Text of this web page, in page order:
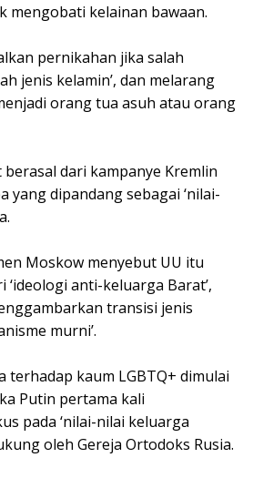
mengobati kelainan bawaan.
pernikahan jika salah
jenis kelamin’, dan melarang
orang tua asuh atau orang
dari kampanye Kremlin
yang dipandang sebagai ‘nilai-
Moskow menyebut UU itu
‘ideologi anti-keluarga Barat’,
transisi jenis
murni’.
terhadap kaum LGBTQ+ dimulai
Putin pertama kali
pada ‘nilai-nilai keluarga
oleh Gereja Ortodoks Rusia.